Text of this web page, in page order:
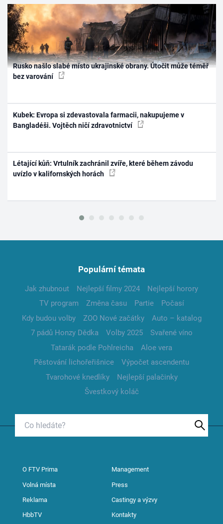
Rusko našlo slabé místo ukrajinské obrany. Útočit může téměř
bez varování
Kubek: Evropa si zdevastovala farmacii, nakupujeme v
Bangladéši. Vojtěch ničí zdravotnictví
Létající kůň: Vrtulník zachránil zvíře, které během závodu
uvízlo v kalifornských horách
Populární témata
Jak zhubnout Nejlepší filmy 2024
Nejlepší horory
TV program
Změna času Partie
Počasí
Kdy budou volby
ZOO Nové začátky
Auto – katalog
7 pádů Honzy Dědka
Volby 2025
Svařené víno
Tatarák podle Pohlreicha
Aloe vera
Pěstování lichořeřišnice
Výpočet ascendentu
Tvarohové knedlíky
Nejlepší palačinky
Švestkový koláč
O FTV Prima Management
Volná místa Press
Reklama Castingy a výzvy
HbbTV Kontakty